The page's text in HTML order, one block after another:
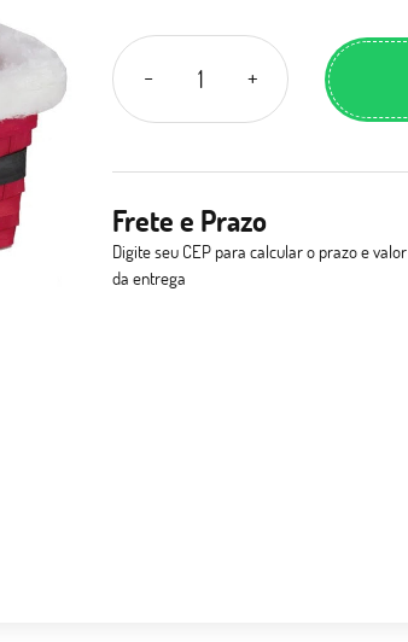
Frete e Prazo
Digite seu CEP para calcular o prazo e valor
da entrega